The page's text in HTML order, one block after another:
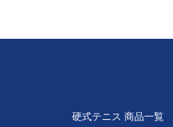
硬式テニス 商品一覧